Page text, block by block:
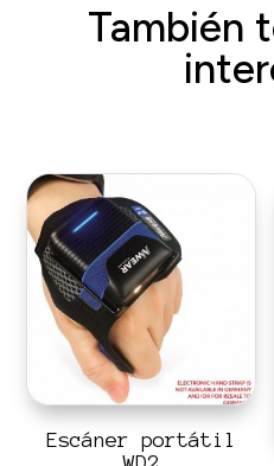
También
Escáner portátil